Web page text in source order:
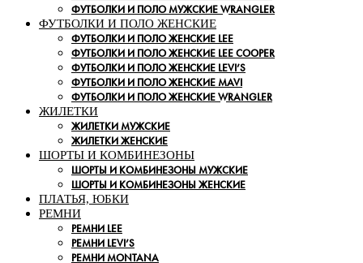
ФУТБОЛКИ И ПОЛО МУЖСКИЕ WRANGLER
ФУТБОЛКИ И ПОЛО ЖЕНСКИЕ
ФУТБОЛКИ И ПОЛО ЖЕНСКИЕ LEE
ФУТБОЛКИ И ПОЛО ЖЕНСКИЕ LEE COOPER
ФУТБОЛКИ И ПОЛО ЖЕНСКИЕ LEVI’S
ФУТБОЛКИ И ПОЛО ЖЕНСКИЕ MAVI
ФУТБОЛКИ И ПОЛО ЖЕНСКИЕ WRANGLER
ЖИЛЕТКИ
ЖИЛЕТКИ МУЖСКИЕ
ЖИЛЕТКИ ЖЕНСКИЕ
ШОРТЫ И КОМБИНЕЗОНЫ
ШОРТЫ И КОМБИНЕЗОНЫ МУЖСКИЕ
ШОРТЫ И КОМБИНЕЗОНЫ ЖЕНСКИЕ
ПЛАТЬЯ, ЮБКИ
РЕМНИ
РЕМНИ LEE
РЕМНИ LEVI’S
РЕМНИ MONTANA